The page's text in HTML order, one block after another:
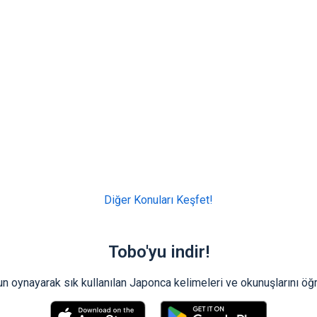
Diğer Konuları Keşfet!
Tobo'yu indir!
oynayarak sık kullanılan Japonca kelimeleri ve okunuşlarını